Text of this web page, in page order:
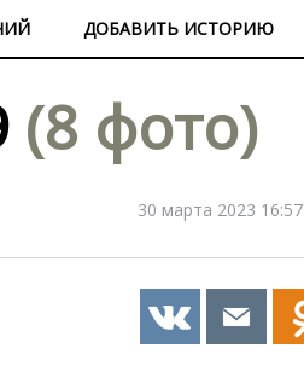
ДОБАВИТЬ ИСТОРИЮ
(8 фото)
30 марта 2023 16:57